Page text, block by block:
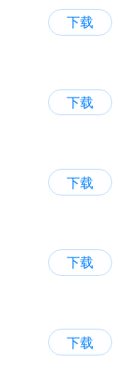
下载
下载
下载
下载
下载